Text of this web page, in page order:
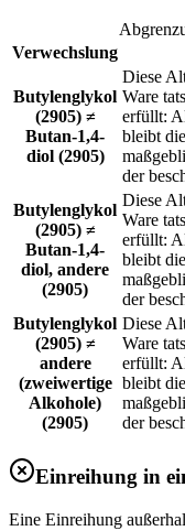
Verwechslung
Butylenglykol
(2905) ≠
Butan-1,4-
diol (2905)
Diese
Ware
erfüllt:
bleibt
der
Butylenglykol
(2905) ≠
Butan-1,4-
diol, andere
(2905)
Diese
Ware
erfüllt:
bleibt
der
Butylenglykol
(2905) ≠
andere
(zweiwertige
Alkohole)
(2905)
Diese
Ware
erfüllt:
bleibt
der
Einreihung in
Eine Einreihung